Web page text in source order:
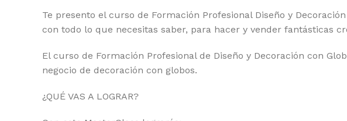
Te presento el curso de Formación Profesional Diseño y
con todo lo que necesitas saber, para hacer y vender fantásticas
El curso de Formación Profesional de Diseño y Decoración con
negocio de decoración con globos.
¿QUÉ VAS A LOGRAR?